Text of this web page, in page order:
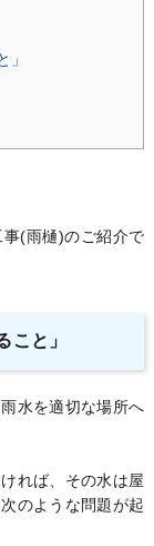
(雨樋)のご紹介で
こと」
水を適切な場所へ
れば、その水は屋
のような問題が起